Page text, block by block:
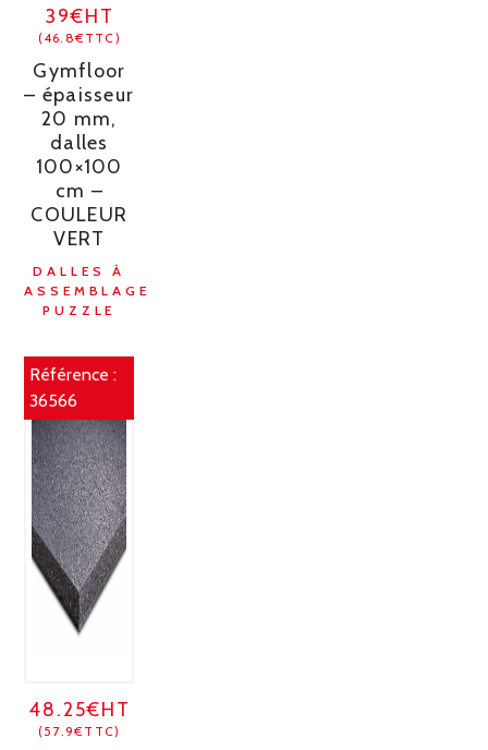
39€HT
(46.8€TTC)
Gymfloor
– épaisseur
20 mm,
dalles
100×100
cm –
COULEUR
VERT
DALLES À
ASSEMBLAGE
PUZZLE
Référence :
36566
48.25€HT
(57.9€TTC)